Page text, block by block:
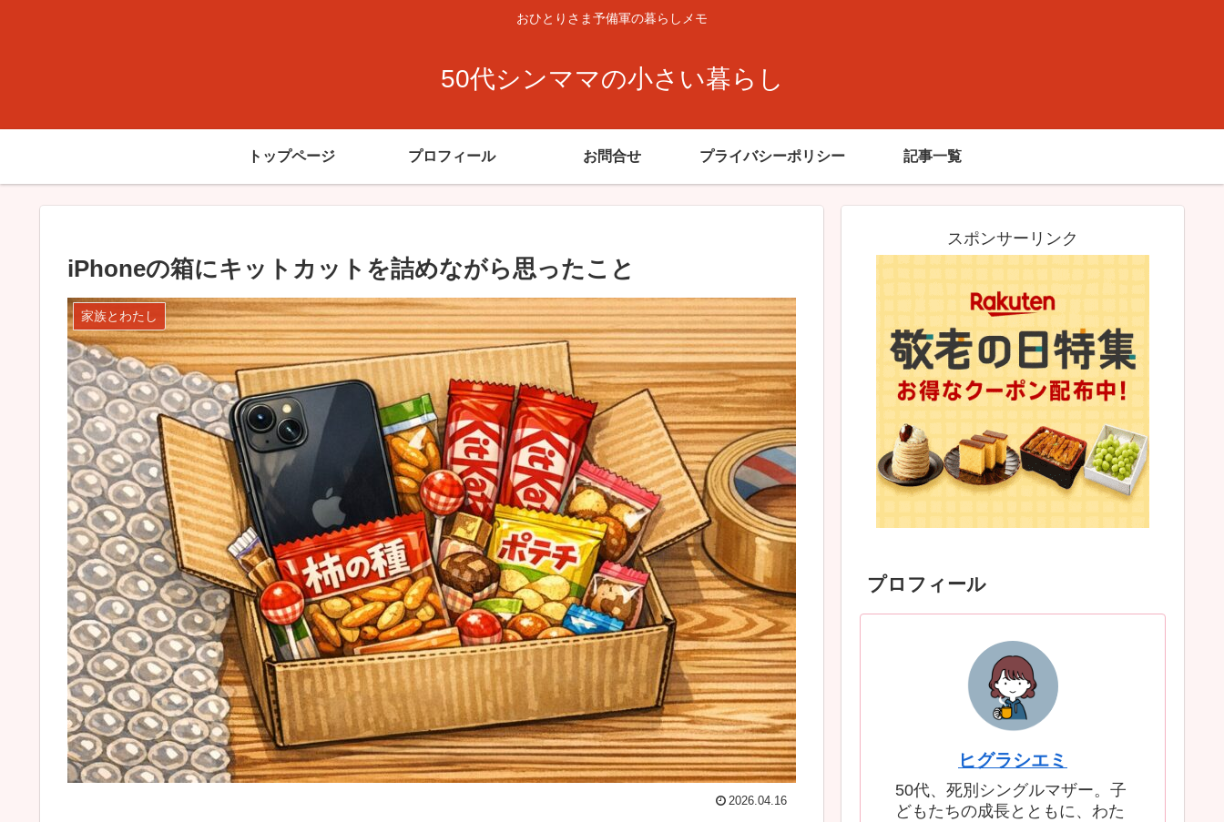
おひとりさま予備軍の暮らしメモ
50代シンママの小さい暮らし
トップページ プロフィール お問合せ プライバシーポリシー 記事一覧
iPhoneの箱にキットカットを詰めながら思ったこと
家族とわたし
2026.04.16
スポンサーリンク
プロフィール
ヒグラシエミ
50代、死別シングルマザー。子
どもたちの成長とともに、わた